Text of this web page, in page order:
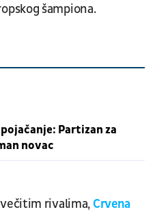
šampiona.
Partizan za
novac
večitim rivalima,Crvena